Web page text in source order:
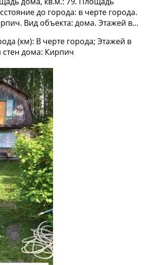
до города: в черте города.
Вид объекта: дома. Этажей в...
(км): В черте города; Этажей в
дома: Кирпич